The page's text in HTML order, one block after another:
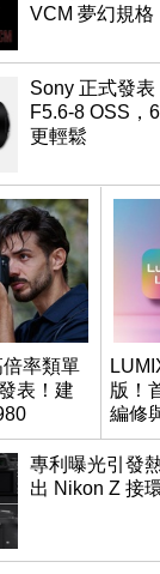
VCM 夢幻規格
Sony 正式發
F5.6-8 OSS，
更輕鬆
率類單
表！建
版！
編修
專利曝光引發
出 Nikon Z 接